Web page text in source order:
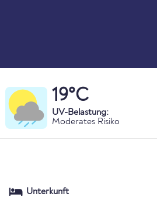
19°C
UV-Belastung:
Moderates Risiko
Unterkunft